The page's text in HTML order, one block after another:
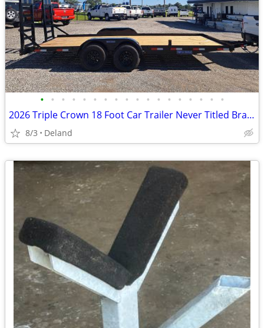
• • • • • • • • • • • • • • • • • •
2026 Triple Crown 18 Foot Car Trailer Never Titled Brand New
8/3 Deland